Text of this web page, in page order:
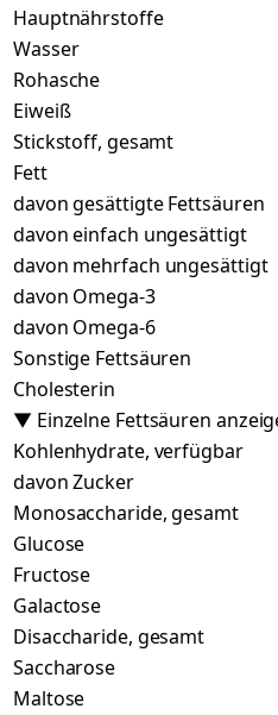
Hauptnährstoffe
Wasser
Rohasche
Eiweiß
Stickstoff, gesamt
Fett
davon gesättigte Fettsäuren
davon einfach ungesättigt
davon mehrfach ungesättigt
davon Omega-3
davon Omega-6
Sonstige Fettsäuren
Cholesterin
▼ Einzelne Fettsäuren
Kohlenhydrate, verfügbar
davon Zucker
Monosaccharide, gesamt
Glucose
Fructose
Galactose
Disaccharide, gesamt
Saccharose
Maltose